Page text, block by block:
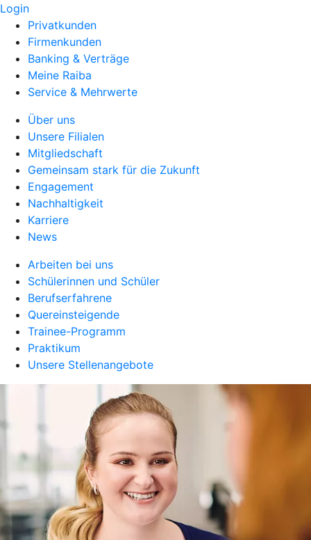
Login
Privatkunden
Firmenkunden
Banking & Verträge
Meine Raiba
Service & Mehrwerte
Über uns
Unsere Filialen
Mitgliedschaft
Gemeinsam stark für die Zukunft
Engagement
Nachhaltigkeit
Karriere
News
Arbeiten bei uns
Schülerinnen und Schüler
Berufserfahrene
Quereinsteigende
Trainee-Programm
Praktikum
Unsere Stellenangebote